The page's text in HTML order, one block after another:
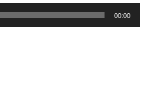
00:00